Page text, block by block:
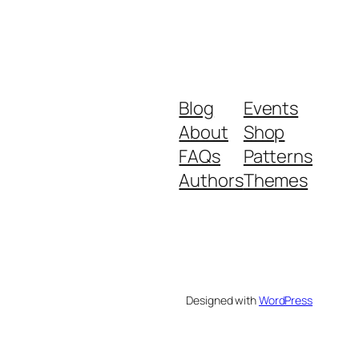
Blog
About
FAQs
Authors
Events
Shop
Patterns
Themes
Designed withWordPress